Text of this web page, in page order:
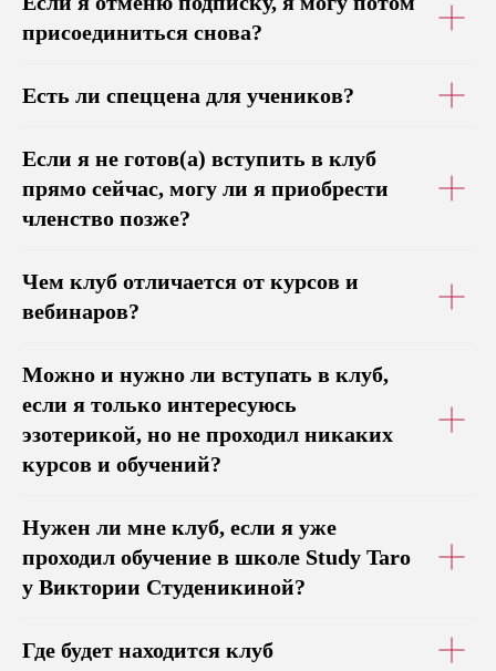
присоединиться снова?
Есть ли спеццена для учеников?
Если я не готов(а) вступить в клуб
прямо сейчас, могу ли я приобрести
членство позже?
Чем клуб отличается от курсов и
вебинаров?
Можно и нужно ли вступать в клуб,
если я только интересуюсь
эзотерикой, но не проходил никаких
курсов и обучений?
Нужен ли мне клуб, если я уже
проходил обучение в школе Study Taro
у Виктории Студеникиной?
Где будет находится клуб